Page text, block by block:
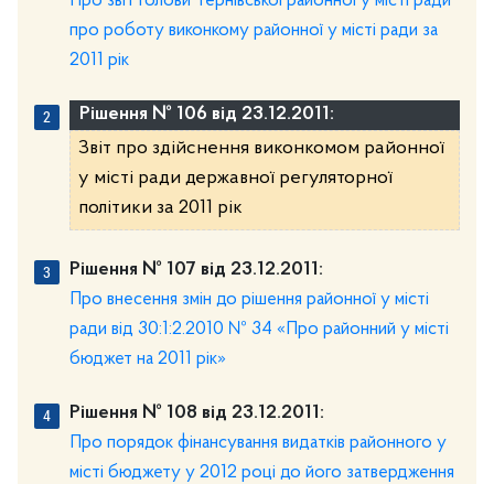
про роботу виконкому районної у місті ради за
2011 рік
Рішення № 106 від 23.12.2011:
Звіт про здійснення виконкомом районної
у місті ради державної регуляторної
політики за 2011 рік
Рішення № 107 від 23.12.2011:
Про внесення змін до рішення районної у місті
ради від 30:1:2.2010 № 34 «Про районний у місті
бюджет на 2011 рік»
Рішення № 108 від 23.12.2011:
Про порядок фінансування видатків районного у
місті бюджету у 2012 році до його затвердження